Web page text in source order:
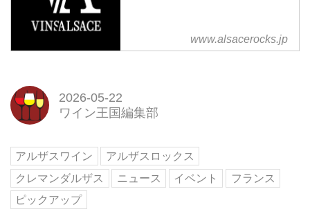
www.alsacerocks.jp
2026-05-22
ワイン王国編集部
アルザスワイン
アルザスロックス
クレマンダルザス
ニュース イベント
フランス
ピックアップ